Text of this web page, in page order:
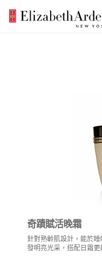
奇蹟賦活晚霜
針對熟齡肌設計，能於
發明亮光采，搭配日霜更